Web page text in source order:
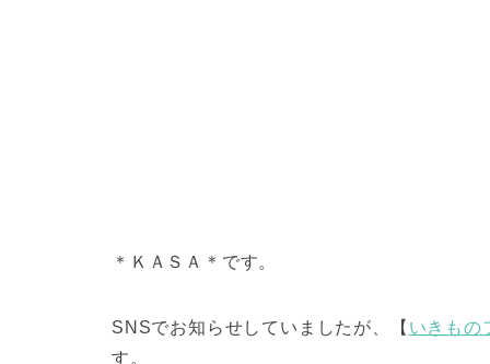
＊ＫＡＳＡ＊です。
SNSでお知らせしていましたが、【 いきもの
す。